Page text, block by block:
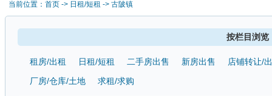
当前位置： 首页 -> 日租/短租 -> 古陂镇
按栏目浏览
租房/出租 日租/短租 二手房出售 新房出售
店铺转让/
厂房/仓库/土地
求租/求购